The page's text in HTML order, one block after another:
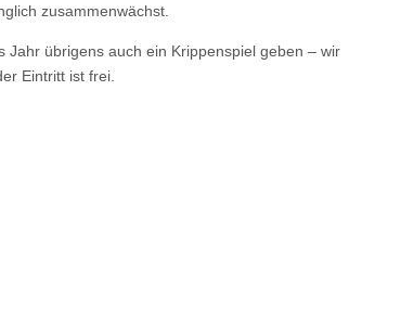
zusammenwächst.
Jahr übrigens auch ein Krippenspiel geben – wir
Eintritt ist frei.